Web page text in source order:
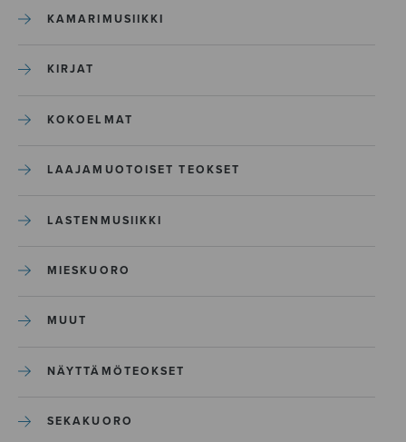
KAMARIMUSIIKKI
KIRJAT
KOKOELMAT
LAAJAMUOTOISET TEOKSET
LASTENMUSIIKKI
MIESKUORO
MUUT
NÄYTTÄMÖTEOKSET
SEKAKUORO